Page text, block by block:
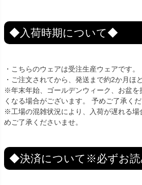
◆入荷時期について◆
・こちらのウェアは受注生産ウェアです。
・ご注文されてから、発送まで約2か月ほ
※年末年始、ゴールデンウィーク、お盆を
くなる場合がございます。 予めご了承くだ
※工場の混雑状況により、入荷が遅れる場
めご了承くださいませ。
◆決済について※必ずお